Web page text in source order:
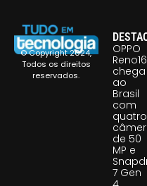
© Copyright 2024,
Todos os direitos
reservados.
OPPO
Reno16
chega
ao
Brasil
com
quatro
de 50
MP e
7 Gen